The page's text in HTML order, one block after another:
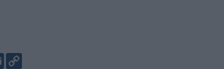
Email